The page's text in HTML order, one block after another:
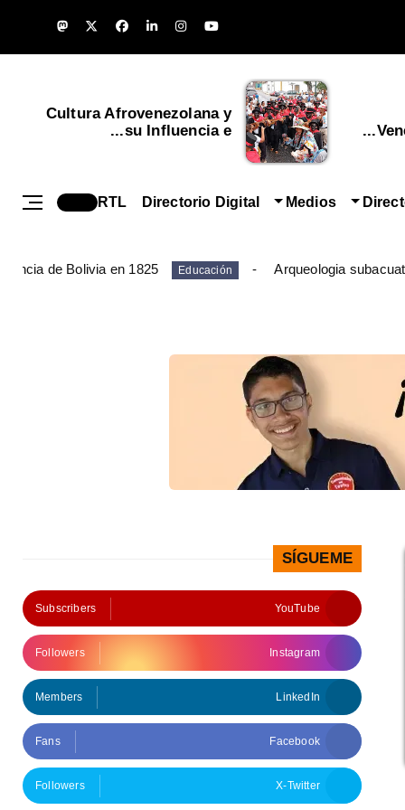
Cultura Afrovenezolana y
su Influencia e...
Medios
Directorio Digital
RTL
Arqueologia
Educación
de Bolivia en 1825
SÍGUEME
YouTube
Subscribers
Instagram
Followers
LinkedIn
Members
Facebook
Fans
X-Twitter
Followers